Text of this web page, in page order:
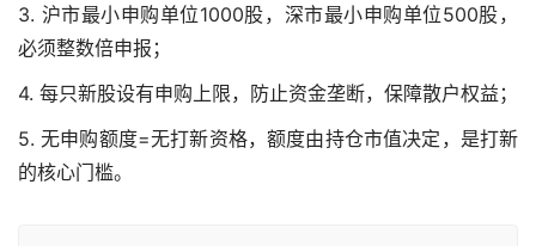
3. 沪市最小申购单位1000股，深市最小申购单位500股，
必须整数倍申报；
4. 每只新股设有申购上限，防止资金垄断，保障散户权益；
5. 无申购额度=无打新资格，额度由持仓市值决定，是打新
的核心门槛。